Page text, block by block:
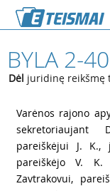
BYLA 2-
Dėl juridinę reikšmę
Varėnos rajono
sekretoriaujant
pareiškėjui J. K.,
pareiškėjo V. K.
Zavtrakovui,